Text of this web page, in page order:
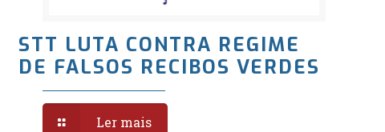
STT LUTA CONTRA REGIME
DE FALSOS RECIBOS VERDES
Ler mais